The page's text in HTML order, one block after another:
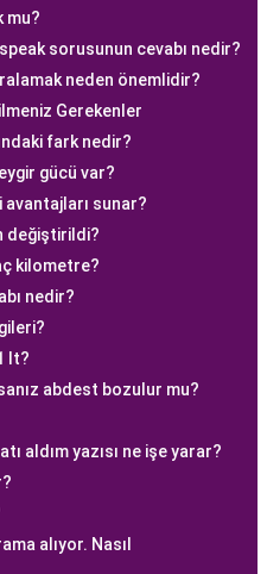
mu?
sorusunun cevabı nedir?
neden önemlidir?
Gerekenler
fark nedir?
gücü var?
sunar?
değiştirildi?
kilometre?
nedir?
lt?
abdest bozulur mu?
aldım yazısı ne işe yarar?
alıyor. Nasıl